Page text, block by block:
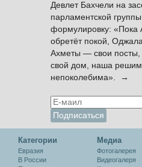
Девлет Бахчели на
парламентской
формулировку: «Пока
обретёт покой,
Ахметы — свои
свой дом, наша
непоколебима». →
Категории
Евразия
В России
Медиа
Фотогалерея
Видеогалеря